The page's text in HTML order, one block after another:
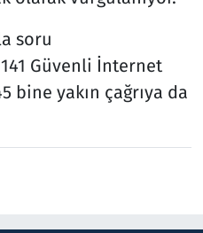
soru
Güvenli İnternet
bine yakın çağrıya da